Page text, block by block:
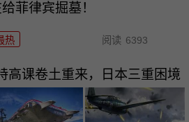
菲律宾掘墓！
热 阅读 6393
高课卷土重来，日本三重困境